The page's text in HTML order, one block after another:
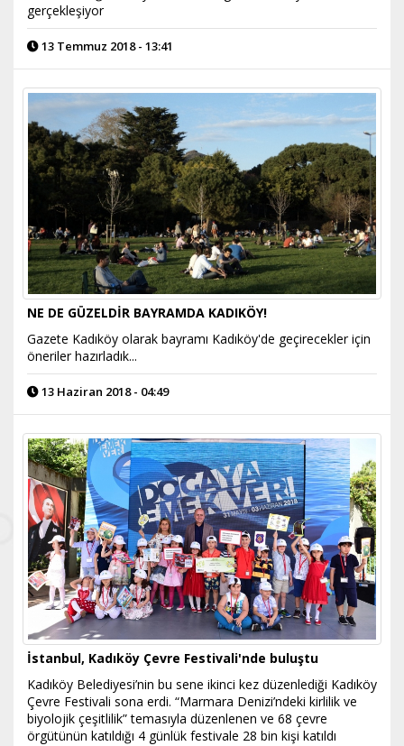
gerçekleşiyor
13 Temmuz 2018 - 13:41
NE DE GÜZELDİR BAYRAMDA KADIKÖY!
Gazete Kadıköy olarak bayramı Kadıköy'de geçirecekler için
öneriler hazırladık...
13 Haziran 2018 - 04:49
İstanbul, Kadıköy Çevre Festivali'nde buluştu
Kadıköy Belediyesi’nin bu sene ikinci kez düzenlediği Kadıköy
Çevre Festivali sona erdi. “Marmara Denizi’ndeki kirlilik ve
biyolojik çeşitlilik” temasıyla düzenlenen ve 68 çevre
örgütünün katıldığı 4 günlük festivale 28 bin kişi katıldı